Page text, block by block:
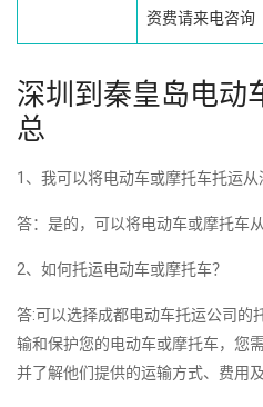
资费请来电咨询
深圳到秦皇岛电动
总
1、我可以将电动车或摩托车托运从
答：是的，可以将电动车或摩托车
2、如何托运电动车或摩托车？
答:可以选择成都电动车托运公司的
输和保护您的电动车或摩托车，您
并了解他们提供的运输方式、费用及